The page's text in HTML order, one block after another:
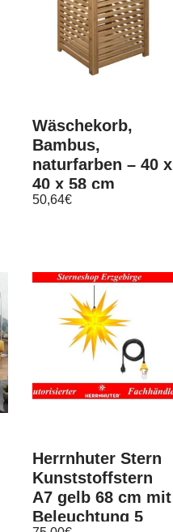
Wäschekorb,
Bambus,
naturfarben – 40 x
40 x 58 cm
50,64€
Herrnhuter Stern
Kunststoffstern
A7 gelb 68 cm mit
Beleuchtung 5